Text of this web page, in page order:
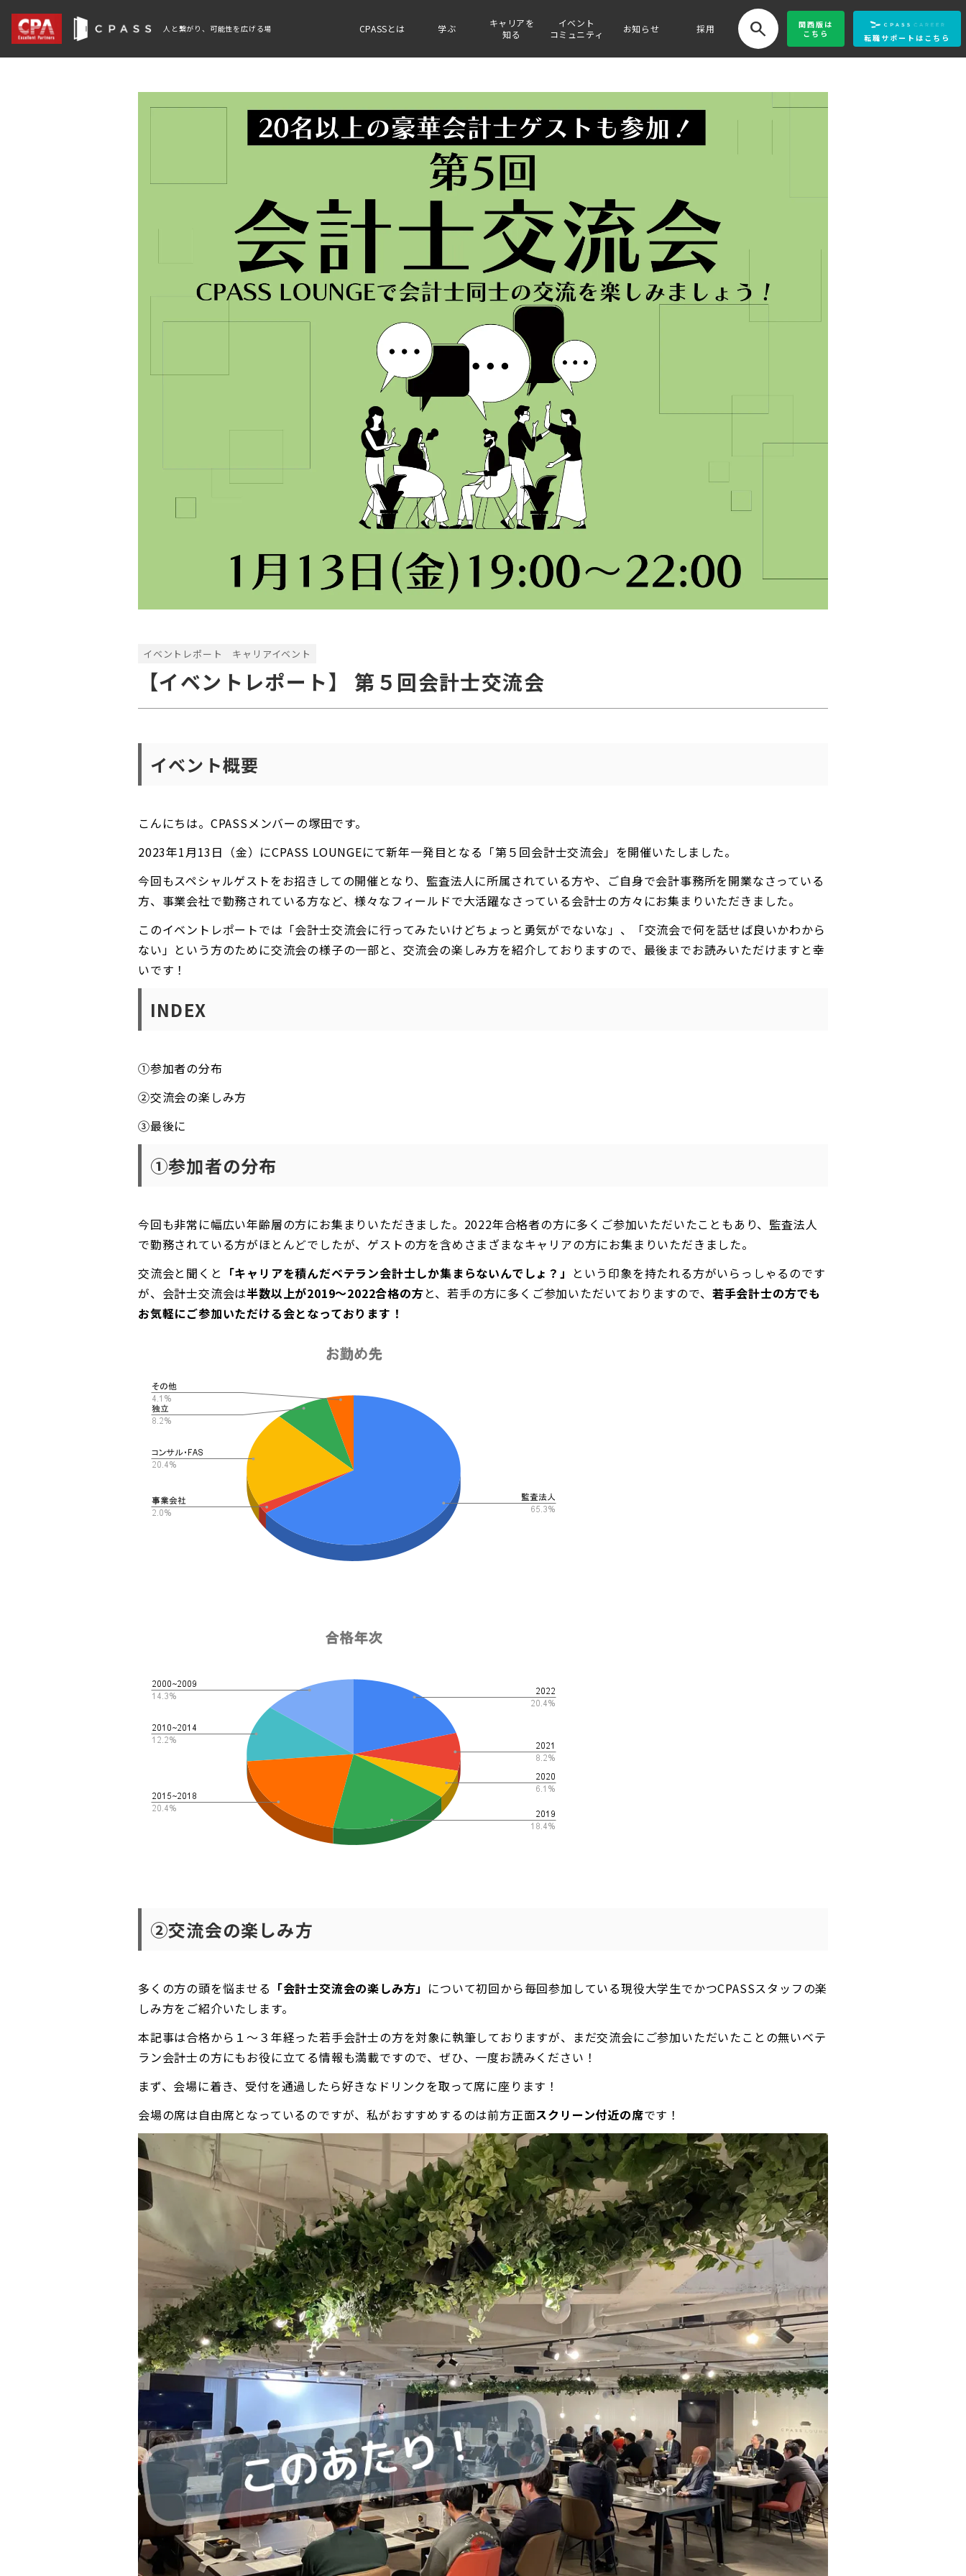
人と繋がり、可能性を広げる場 CPASSとは 学ぶ
キャリアを
知る
イベント
コミュニティ
お知らせ 採用 search 関西版 は
こちら
転職サポートはこちら
イベントレポート キャリアイベント
【イベントレポート】 第５回会計士交流会
イベント概要
こんにちは。CPASSメンバーの塚田です。
2023年1月13日（金）にCPASS LOUNGEにて新年一発目となる「第５回会計士交流会」を開催いたしました。
今回もスペシャルゲストをお招きしての開催となり、監査法人に所属されている方や、ご自身で会計事務所を開業なさっている
方、事業会社で勤務されている方など、様々なフィールドで大活躍なさっている会計士の方々にお集まりいただきました。
このイベントレポートでは「会計士交流会に行ってみたいけどちょっと勇気がでないな」、「交流会で何を話せば良いかわから
ない」という方のために交流会の様子の一部と、交流会の楽しみ方を紹介しておりますので、最後までお読みいただけますと幸
いです！
INDEX
①参加者の分布
②交流会の楽しみ方
③最後に
①参加者の分布
今回も非常に幅広い年齢層の方にお集まりいただきました。2022年合格者の方に多くご参加いただいたこともあり、監査法人
で勤務されている方がほとんどでしたが、ゲストの方を含めさまざまなキャリアの方にお集まりいただきました。
交流会と聞くと 「キャリアを積んだベテラン会計士しか集まらないんでしょ？」 という印象を持たれる方がいらっしゃるのです
が、会計士交流会は半数以上が2019〜2022合格の方と、若手の方に多くご参加いただいておりますので、 若手会計士の方でも
お気軽にご参加いただける会となっております！
②交流会の楽しみ方
多くの方の頭を悩ませる 「会計士交流会の楽しみ方」 について初回から毎回参加している現役大学生でかつCPASSスタッフの楽
しみ方をご紹介いたします。
本記事は合格から１〜３年経った若手会計士の方を対象に執筆しておりますが、まだ交流会にご参加いただいたことの無いベテ
ラン会計士の方にもお役に立てる情報も満載ですので、ぜひ、一度お読みください！
まず、会場に着き、受付を通過したら好きなドリンクを取って席に座ります！
会場の席は自由席となっているのですが、私がおすすめするのは前方正面スクリーン付近の席です！